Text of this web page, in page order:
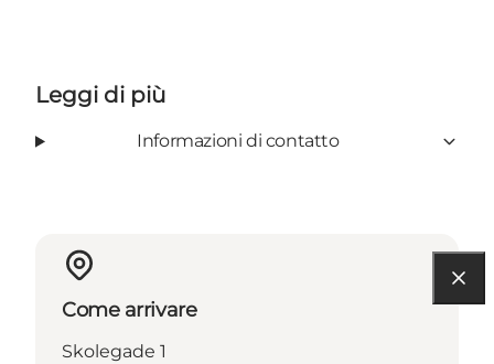
Leggi di più
Informazioni di contatto
Come arrivare
Skolegade 1